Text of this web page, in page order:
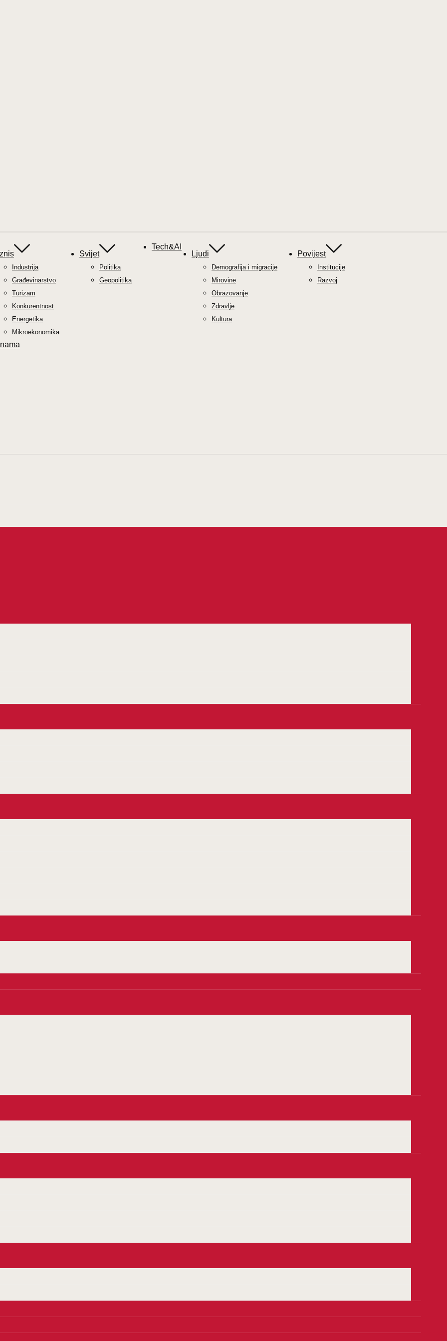
Industrija
Građevinarstvo
Turizam
Konkurentnost
Energetika
Mikroekonomika
Svijet
Politika
Geopolitika
Tech&AI
Ljudi
Demografija i migracije
Mirovine
Obrazovanje
Zdravlje
Kultura
Povijest
Institucije
Razvoj